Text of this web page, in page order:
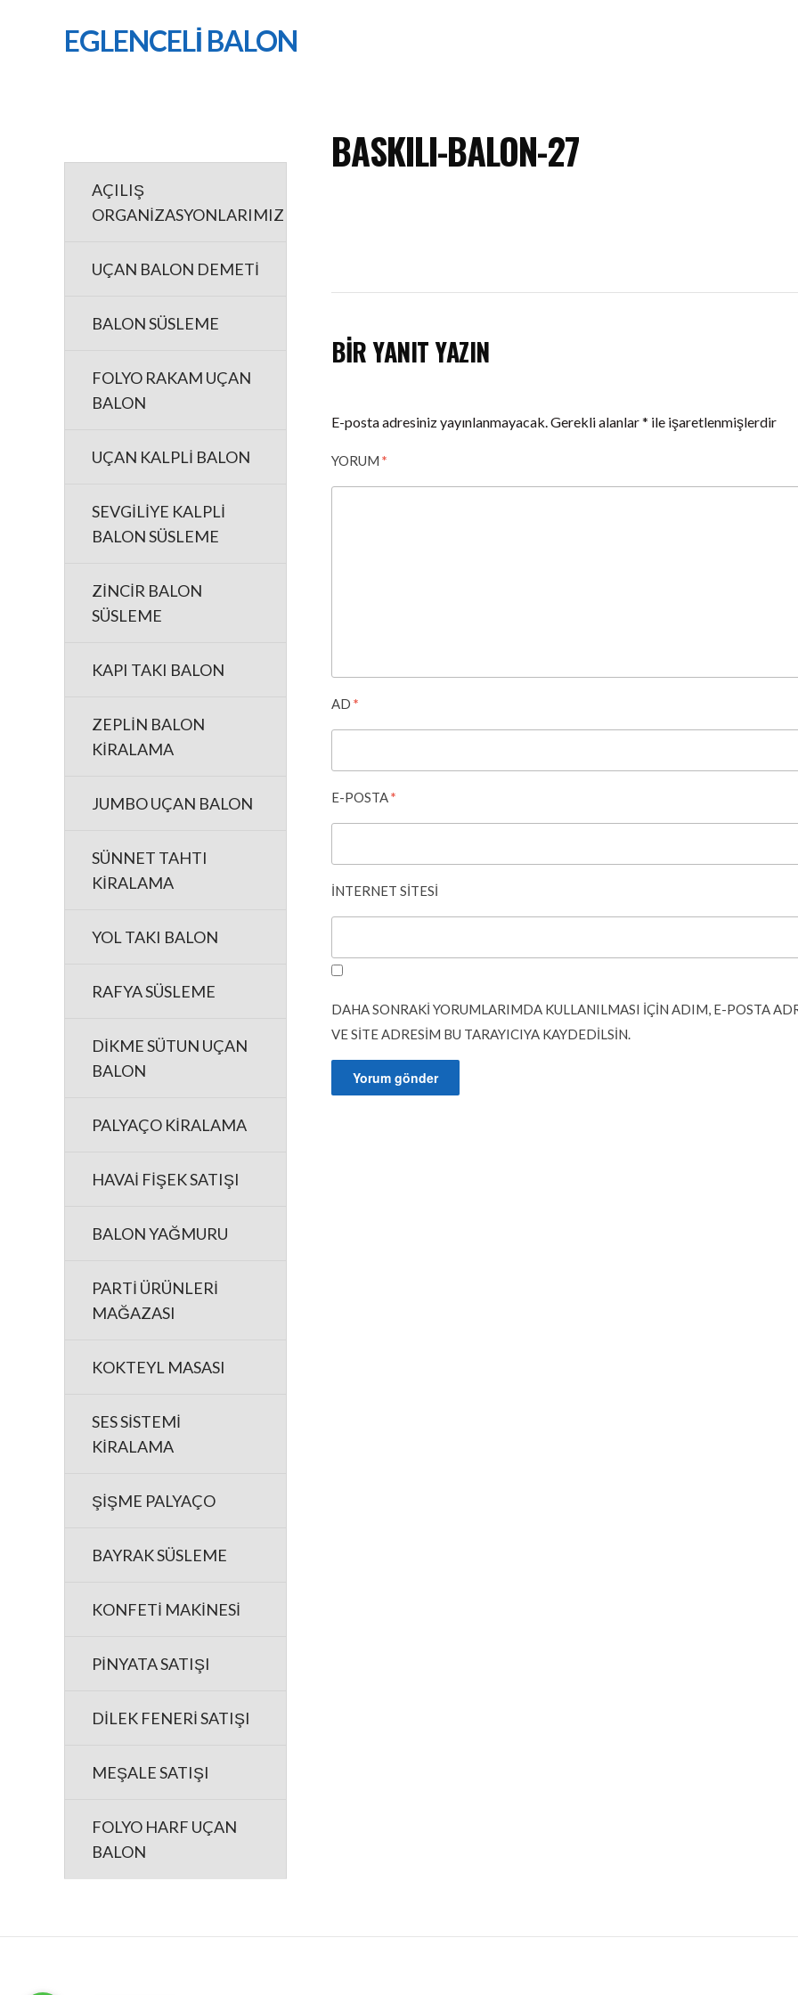
EGLENCELİ BALON
AÇILIŞ
ORGANİZASYONLARIMIZ
UÇAN BALON DEMETİ
BALON SÜSLEME
FOLYO RAKAM UÇAN
BALON
UÇAN KALPLİ BALON
SEVGİLİYE KALPLİ
BALON SÜSLEME
ZİNCİR BALON
SÜSLEME
KAPI TAKI BALON
ZEPLİN BALON
KİRALAMA
JUMBO UÇAN BALON
SÜNNET TAHTI
KİRALAMA
YOL TAKI BALON
RAFYA SÜSLEME
DİKME SÜTUN UÇAN
BALON
PALYAÇO KİRALAMA
HAVAİ FİŞEK SATIŞI
BALON YAĞMURU
PARTİ ÜRÜNLERİ
MAĞAZASI
KOKTEYL MASASI
SES SİSTEMİ
KİRALAMA
ŞİŞME PALYAÇO
BAYRAK SÜSLEME
KONFETİ MAKİNESİ
PİNYATA SATIŞI
DİLEK FENERİ SATIŞI
MEŞALE SATIŞI
FOLYO HARF UÇAN
BALON
BASKILI-BALON-27
BIR YANIT YAZIN
E-posta adresiniz yayınlanmayacak.Gerekli alanlar* ile işaretlenmişlerdir
YORUM *
AD *
E-POSTA*
İNTERNET SITESI
DAHA SONRAKI YORUMLARIMDA KULLANILMASI IÇIN ADIM, E-POSTA
VE SITE ADRESIM BU TARAYICIYA KAYDEDILSIN.